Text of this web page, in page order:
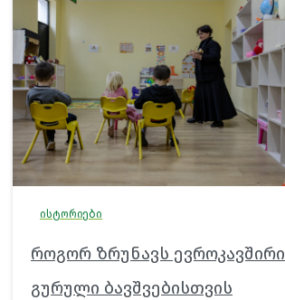
ისტორიები
როგორ ზრუნავს ევროკავშირი
გურული ბავშვებისთვის